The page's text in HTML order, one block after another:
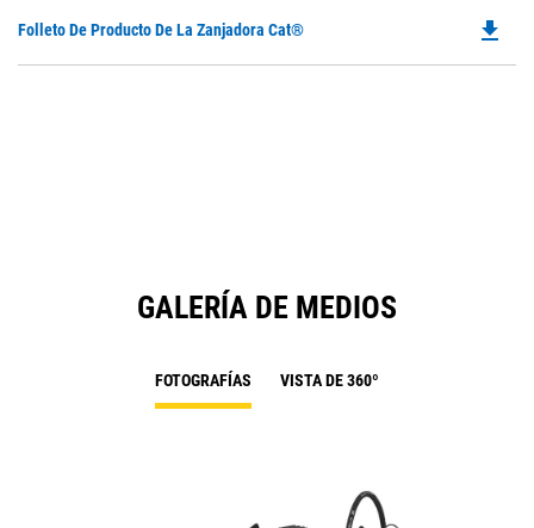
Folleto De Producto De La Zanjadora Cat® file_download
GALERÍA DE MEDIOS
FOTOGRAFÍAS VISTA DE 360º